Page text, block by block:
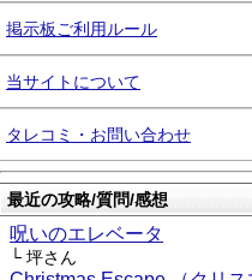
掲示板ご利用ルール
当サイトについて
タレコミ・お問い合わせ
最近の攻略/質問/感想
呪いのエレベータ
└ 坪さん